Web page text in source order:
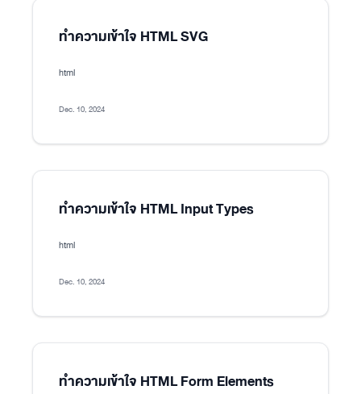
ทำความเข้าใจ HTML SVG
html
Dec. 10, 2024
ทำความเข้าใจ HTML Input Types
html
Dec. 10, 2024
ทำความเข้าใจ HTML Form Elements